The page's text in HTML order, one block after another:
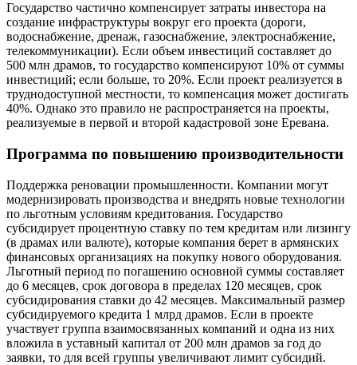
Государство частично компенсирует затраты инвестора на
создание инфраструктуры вокруг его проекта (дороги,
водоснабжение, дренаж, газоснабжение, электроснабжение,
телекоммуникации). Если объем инвестиций составляет до
500 млн драмов, то государство компенсируют 10% от суммы
инвестиций; если больше, то 20%. Если проект реализуется в
труднодоступной местности, то компенсация может достигать
40%. Однако это правило не распространяется на проекты,
реализуемые в первой и второй кадастровой зоне Еревана.
Программа по повышению производительности
Поддержка реновации промышленности. Компании могут
модернизировать производства и внедрять новые технологии
по льготным условиям кредитования. Государство
субсидирует процентную ставку по тем кредитам или лизингу
(в драмах или валюте), которые компания берет в армянских
финансовых организациях на покупку нового оборудования.
Льготный период по погашению основной суммы составляет
до 6 месяцев, срок договора в пределах 120 месяцев, срок
субсидирования ставки до 42 месяцев. Максимальный размер
субсидируемого кредита 1 млрд драмов. Если в проекте
участвует группа взаимосвязанных компаний и одна из них
вложила в уставный капитал от 200 млн драмов за год до
заявки, то для всей группы увеличивают лимит субсидий.